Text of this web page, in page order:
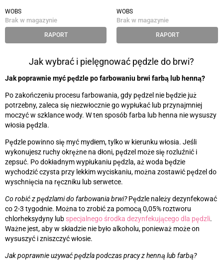
WOBS
Brak w magazynie
RAPORT
WOBS
Brak w magazynie
RAPORT
Jak wybrać i pielęgnować pędzle do brwi?
Jak poprawnie myć pędzle po farbowaniu brwi farbą lub henną?
Po zakończeniu procesu farbowania, gdy pędzel nie będzie już
potrzebny, zaleca się niezwłocznie go wypłukać lub przynajmniej
moczyć w szklance wody. W ten sposób farba lub henna nie wysuszy
włosia pędzla.
Pędzle powinno się myć mydłem, tylko w kierunku włosia. Jeśli
wykonujesz ruchy okrężne na dłoni, pędzel może się rozluźnić i
zepsuć. Po dokładnym wypłukaniu pędzla, aż woda będzie
wychodzić czysta przy lekkim wyciskaniu, można zostawić pędzel do
wyschnięcia na ręczniku lub serwetce.
Co robić z pędzlami do farbowania brwi?Pędzle należy dezynfekować
co 2-3 tygodnie. Można to zrobić za pomocą 0,05% roztworu
chlorheksydyny lub specjalnego środka dezynfekującego dla pędzli.
Ważne jest, aby w składzie nie było alkoholu, ponieważ może on
wysuszyć i zniszczyć włosie.
Jak poprawnie używać pędzla podczas pracy z henną lub farbą?